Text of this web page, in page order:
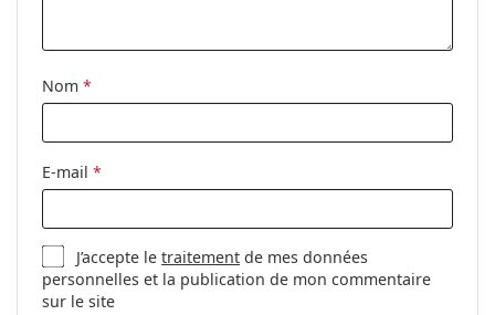
Étui:
Oui
Sexe:
Pour hommes
Catégorie:
Lunettes de vue
Marque:
Tommy Hilfiger
Code:
Nom *
E-mail *
J’accepte letraitement de mes données
personnelles et la publication de mon commentaire
sur le site